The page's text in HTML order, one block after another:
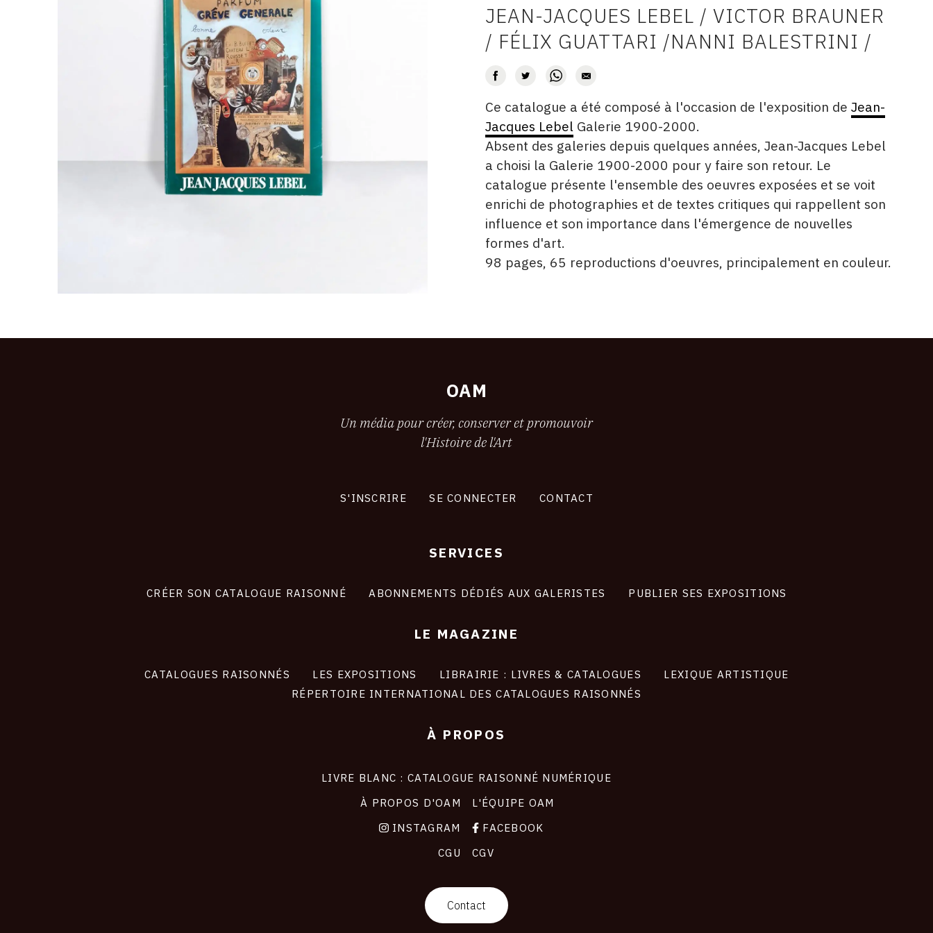
AUTEUR
JEAN-JACQUES LEBEL / VICTOR BRAUNER
/ FÉLIX GUATTARI /NANNI BALESTRINI /
DATE
DESCRITPTION
Ce catalogue a été composé à l'occasion de l'exposition de Jean-
Jacques LebelGalerie 1900-2000.
Absent des galeries depuis quelques années, Jean-Jacques Lebel
a choisi la Galerie 1900-2000 pour y faire son retour. Le
catalogue présente l'ensemble des oeuvres exposées et se voit
enrichi de photographies et de textes critiques qui rappellent son
influence et son importance dans l'émergence de nouvelles
formes d'art.
98 pages, 65 reproductions d'oeuvres, principalement en couleur.
OAM
Un média pour créer, conserver et promouvoir
l'Histoire de l'Art
S'INSCRIRE SE CONNECTER CONTACT
SERVICES
CRÉER SON CATALOGUE RAISONNÉ ABONNEMENTS DÉDIÉS AUX GALERISTES PUBLIER SES EXPOSITIONS
LE MAGAZINE
CATALOGUES RAISONNÉS LES EXPOSITIONS LIBRAIRIE : LIVRES & CATALOGUES
LEXIQUE ARTISTIQUE
RÉPERTOIRE INTERNATIONAL DES CATALOGUES RAISONNÉS
À PROPOS
LIVRE BLANC : CATALOGUE RAISONNÉ NUMÉRIQUE
À PROPOS D'OAM
L'ÉQUIPE OAM
INSTAGRAM
FACEBOOK
CGU
CGV
Contact